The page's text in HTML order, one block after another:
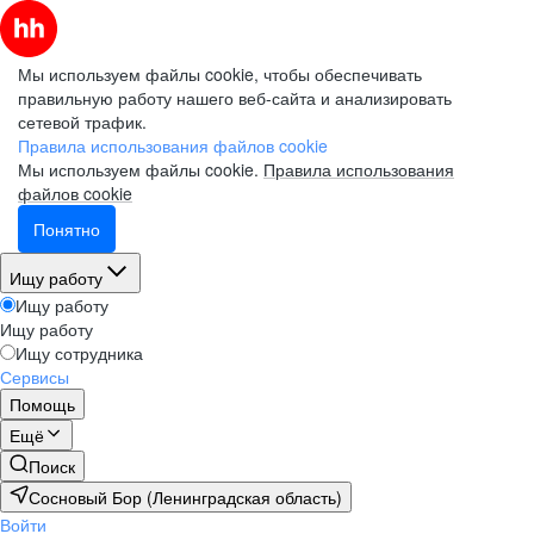
Мы используем файлы cookie, чтобы обеспечивать
правильную работу нашего веб-сайта и анализировать
сетевой трафик.
Правила использования файлов cookie
Мы используем файлы cookie. Правила использования
файлов cookie
Понятно
Ищу работу
Ищу работу
Ищу работу
Ищу сотрудника
Сервисы
Помощь
Ещё
Поиск
Сосновый Бор (Ленинградская область)
Войти